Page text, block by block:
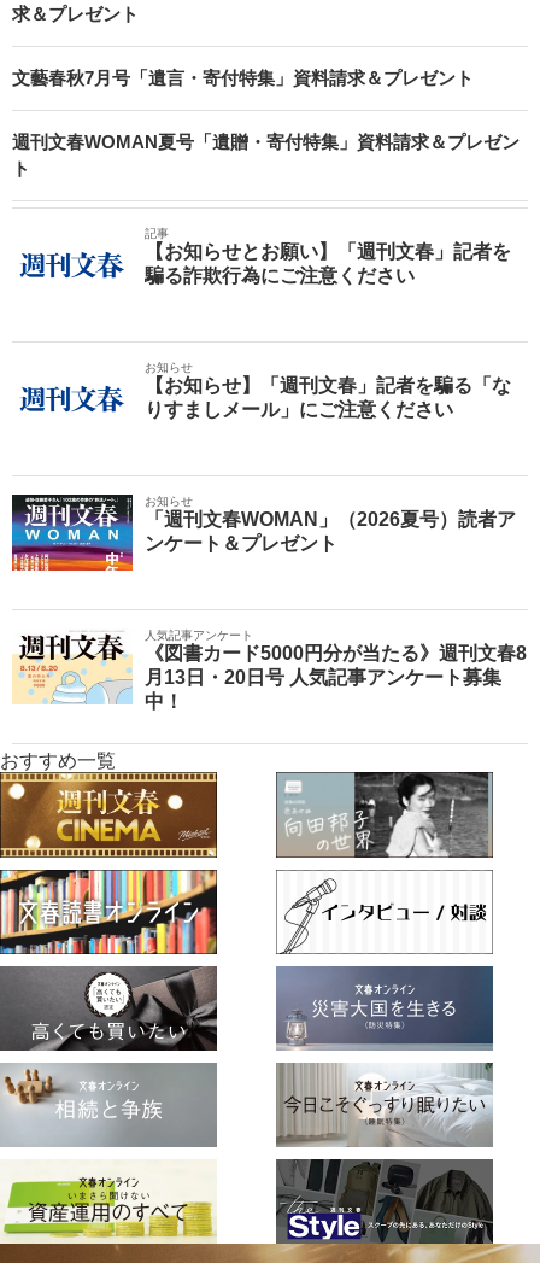
求＆プレゼント
文藝春秋7月号「遺言・寄付特集」資料請求＆プレゼント
週刊文春WOMAN夏号「遺贈・寄付特集」資料請求＆プレゼン
ト
記事
【お知らせとお願い】「週刊文春」記者を
騙る詐欺行為にご注意ください
お知らせ
【お知らせ】「週刊文春」記者を騙る「な
りすましメール」にご注意ください
お知らせ
「週刊文春WOMAN」（2026夏号）読者ア
ンケート＆プレゼント
人気記事アンケート
《図書カード5000円分が当たる》週刊文春8
月13日・20日号 人気記事アンケート募集
中！
おすすめ一覧